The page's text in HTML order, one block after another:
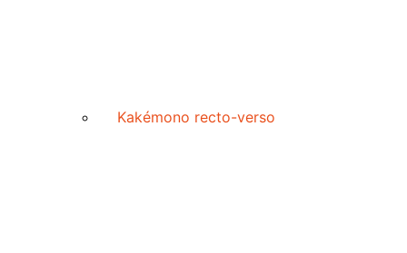
Kakémono recto-verso